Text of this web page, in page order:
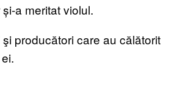
a meritat violul.
producători care au călătorit